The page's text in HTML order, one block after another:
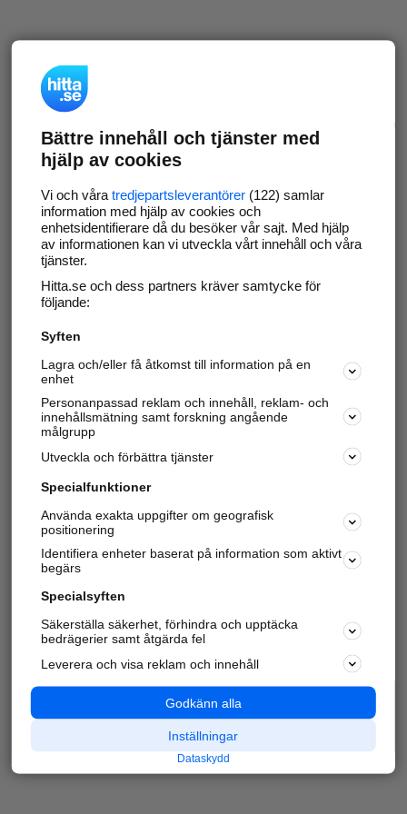
Bättre innehåll och tjänster med
hjälp av cookies
Vi och våra tredjepartsleverantörer(122) samlar
information med hjälp av cookies och
enhetsidentifierare då du besöker vår sajt. Med hjälp
av informationen kan vi utveckla vårt innehåll och våra
tjänster.
Hitta.se och dess partners kräver samtycke för
följande:
Syften
Lagra och/eller få åtkomst till information på en
enhet
Personanpassad reklam och innehåll, reklam- och
innehållsmätning samt forskning angående
målgrupp
Utveckla och förbättra tjänster
Specialfunktioner
Använda exakta uppgifter om geografisk
positionering
Identifiera enheter baserat på information som aktivt
begärs
Specialsyften
Säkerställa säkerhet, förhindra och upptäcka
bedrägerier samt åtgärda fel
Leverera och visa reklam och innehåll
Godkänn alla
Inställningar
Dataskydd